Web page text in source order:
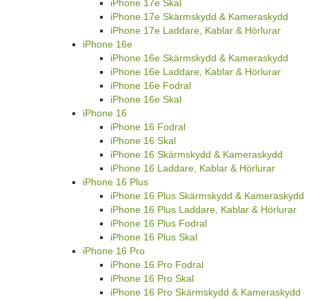
iPhone 17e Skal
iPhone 17e Skärmskydd & Kameraskydd
iPhone 17e Laddare, Kablar & Hörlurar
iPhone 16e
iPhone 16e Skärmskydd & Kameraskydd
iPhone 16e Laddare, Kablar & Hörlurar
iPhone 16e Fodral
iPhone 16e Skal
iPhone 16
iPhone 16 Fodral
iPhone 16 Skal
iPhone 16 Skärmskydd & Kameraskydd
iPhone 16 Laddare, Kablar & Hörlurar
iPhone 16 Plus
iPhone 16 Plus Skärmskydd & Kameraskydd
iPhone 16 Plus Laddare, Kablar & Hörlurar
iPhone 16 Plus Fodral
iPhone 16 Plus Skal
iPhone 16 Pro
iPhone 16 Pro Fodral
iPhone 16 Pro Skal
iPhone 16 Pro Skärmskydd & Kameraskydd